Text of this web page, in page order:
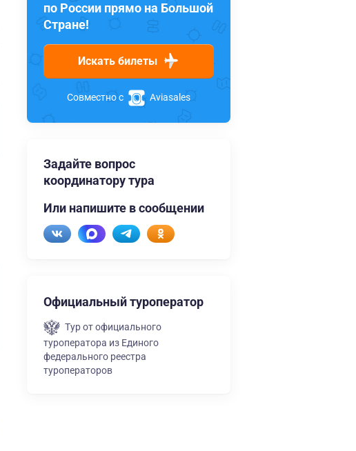
по России прямо на Большой
Стране!
Искать билеты
Совместно с Aviasales
Задайте вопрос
координатору тура
Или напишите в сообщении
Официальный туроператор
Тур от официального
туроператора из Единого
федерального реестра
туроператоров